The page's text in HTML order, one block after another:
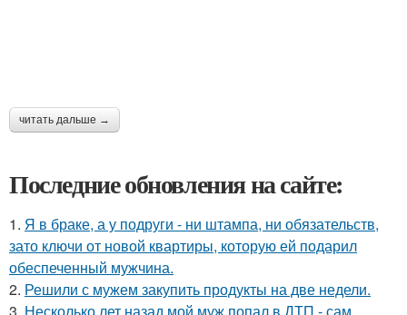
читать дальше →
Последние обновления на сайте:
1. Я в браке, а у подруги - ни штампа, ни обязательств,
зато ключи от новой квартиры, которую ей подарил
обеспеченный мужчина.
2. Решили с мужем закупить продукты на две недели.
3. Несколько лет назад мой муж попал в ДТП - сам